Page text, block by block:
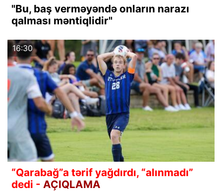
"Bu, baş verməyəndə onların narazı
qalması məntiqlidir"
16:30
“Qarabağ”a tərif yağdırdı, “alınmadı”
dedi - AÇIQLAMA